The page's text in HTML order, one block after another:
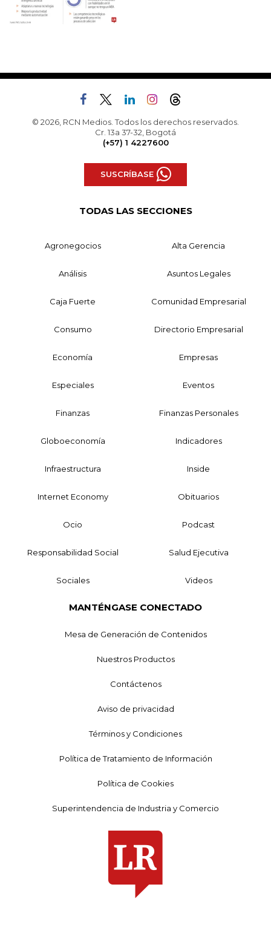
© 2026, RCN Medios. Todos los derechos reservados.
Cr. 13a 37-32, Bogotá
(+57) 1 4227600
SUSCRÍBASE
TODAS LAS SECCIONES
Agronegocios Alta Gerencia
Análisis Asuntos Legales
Caja Fuerte Comunidad Empresarial
Consumo Directorio Empresarial
Economía Empresas
Especiales Eventos
Finanzas Finanzas Personales
Globoeconomía Indicadores
Infraestructura Inside
Internet Economy Obituarios
Ocio Podcast
Responsabilidad Social Salud Ejecutiva
Sociales Videos
MANTÉNGASE CONECTADO
Mesa de Generación de Contenidos
Nuestros Productos
Contáctenos
Aviso de privacidad
Términos y Condiciones
Política de Tratamiento de Información
Política de Cookies
Superintendencia de Industria y Comercio